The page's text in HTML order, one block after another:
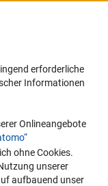
erforderliche
Informationen
Onlineangebote
ohne Cookies.
unserer
aufbauend unser